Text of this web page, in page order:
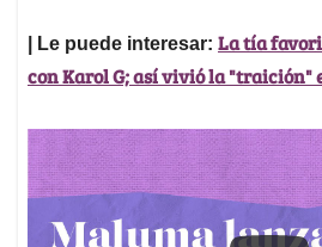
| Le puede interesar: La tía
con Karol G; así vivió la "traición"